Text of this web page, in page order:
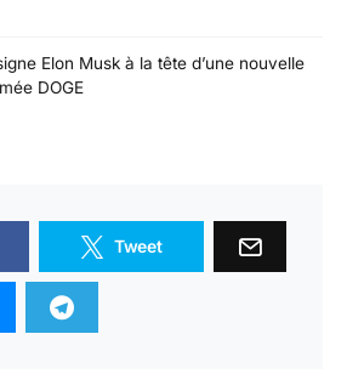
Elon Musk à la tête d’une nouvelle
DOGE
Tweet